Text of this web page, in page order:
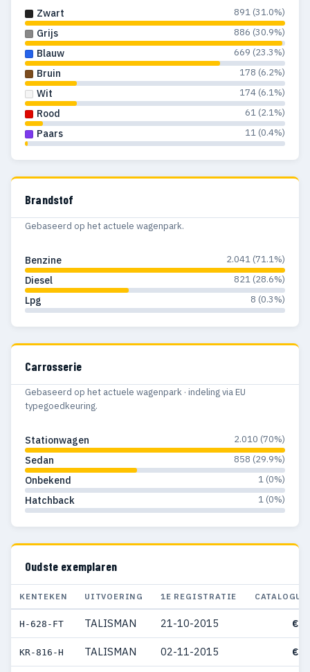
Zwart 891 (31.0%)
Grijs 886 (30.9%)
Blauw 669 (23.3%)
Bruin 178 (6.2%)
Wit 174 (6.1%)
Rood 61 (2.1%)
Paars 11 (0.4%)
Brandstof
Gebaseerd op het actuele wagenpark.
Benzine 2.041 (71.1%)
Diesel 821 (28.6%)
Lpg 8 (0.3%)
Carrosserie
Gebaseerd op het actuele wagenpark · indeling via EU
typegoedkeuring.
Stationwagen 2.010 (70%)
Sedan 858 (29.9%)
Onbekend 1 (0%)
Hatchback 1 (0%)
Oudste exemplaren
KENTEKEN UITVOERING 1E REGISTRATIE
H-628-FT TALISMAN 21-10-2015 €
KR-816-H TALISMAN 02-11-2015 €